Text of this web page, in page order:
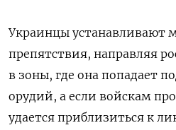
Украинцы устанавливают
препятствия, направляя
в зоны, где она попадает
орудий, а если войскам
удается приблизиться к